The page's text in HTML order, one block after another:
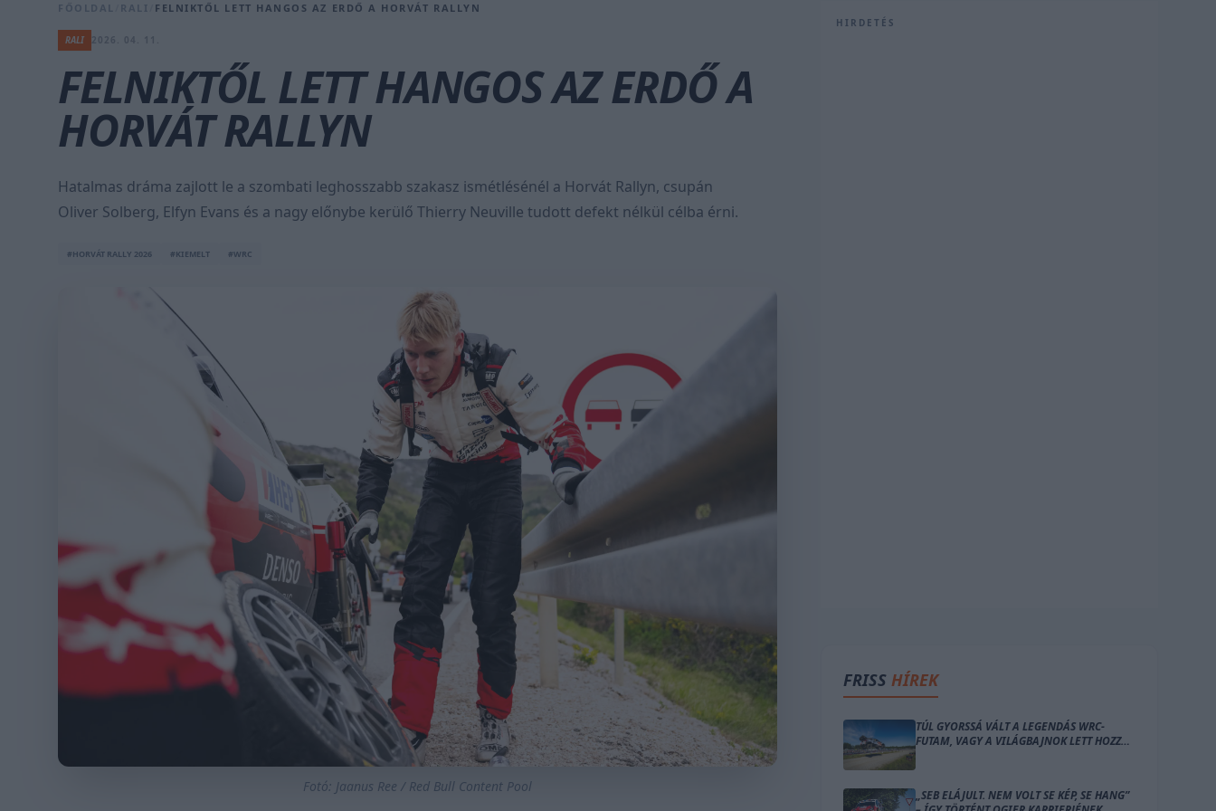
FŐOLDAL RALI FELNIKTŐL LETT HANGOS AZ ERDŐ A HORVÁT RALLYN
RALI
FELNIKTŐL LETT HANGOS AZ ERDŐ A
HORVÁT RALLYN
Hatalmas dráma zajlott le a szombati leghosszabb szakasz ismétlésénél a Horvát Rallyn, csupán
Oliver Solberg, Elfyn Evans és a nagy előnybe kerülő Thierry Neuville tudott defekt nélkül célba érni.
#HORVÁT RALLY 2026 #KIEMELT #WRC
Fotó: Jaanus Ree / Red Bull Content Pool
HIRDETÉS
FRISS HÍREK
TÚL GYORSSÁ VÁLT A LEGENDÁS WRC-
FUTAM, VAGY A VILÁGBAJNOK LETT HOZZÁ
TÚL ÖREG?
„SEB ELÁJULT. NEM VOLT SE KÉP, SE HANG”